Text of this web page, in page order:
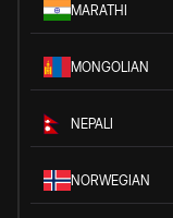
MARATHI
MONGOLIAN
NEPALI
NORWEGIAN